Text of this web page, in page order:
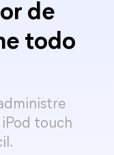
de
todo
iPod touch